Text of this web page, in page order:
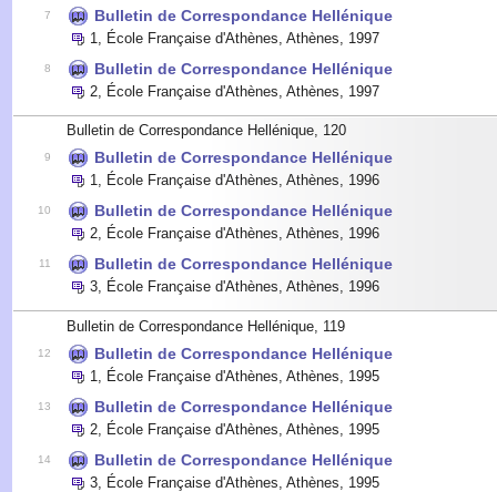
7 Bulletin de Correspondance Hellénique
1 École Française d'Athènes, Athènes 1997
8 Bulletin de Correspondance Hellénique
2 École Française d'Athènes, Athènes 1997
Bulletin de Correspondance Hellénique, 120
9 Bulletin de Correspondance Hellénique
1, École Française d'Athènes, Athènes, 1996
10 Bulletin de Correspondance Hellénique
2, École Française d'Athènes, Athènes, 1996
11 Bulletin de Correspondance Hellénique
3, École Française d'Athènes, Athènes, 1996
Bulletin de Correspondance Hellénique, 119
12 Bulletin de Correspondance Hellénique
1 École Française d'Athènes, Athènes 1995
13 Bulletin de Correspondance Hellénique
2 École Française d'Athènes, Athènes 1995
14 Bulletin de Correspondance Hellénique
3 École Française d'Athènes, Athènes 1995